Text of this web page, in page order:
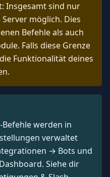
Insgesamt sind nur
möglich. Dies
Befehle als auch
Falls diese Grenze
Funktionalität deines
werden in
verwaltet
→ Bots und
Siehe dir